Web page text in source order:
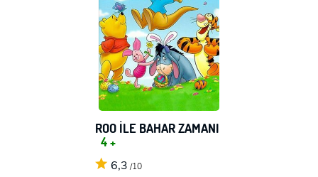
ROO İLE BAHAR ZAMANI
4 +
6,3 /10